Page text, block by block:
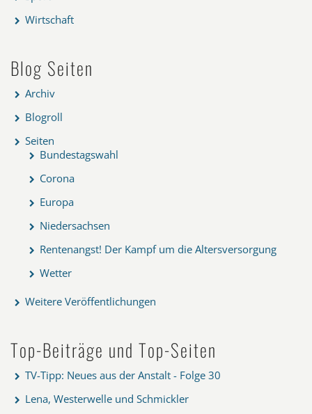
Wirtschaft
Blog Seiten
Archiv
Blogroll
Seiten
Bundestagswahl
Corona
Europa
Niedersachsen
Rentenangst! Der Kampf um die Altersversorgung
Wetter
Weitere Veröffentlichungen
Top-Beiträge und Top-Seiten
TV-Tipp: Neues aus der Anstalt - Folge 30
Lena, Westerwelle und Schmickler